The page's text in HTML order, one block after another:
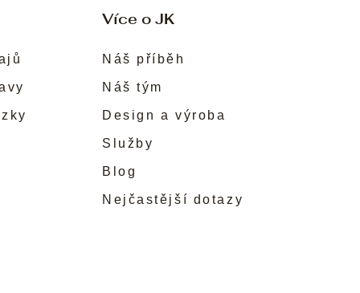
Více o JK
Náš příběh
Náš tým
Design a výroba
Služby
Blog
Nejčastější dotazy